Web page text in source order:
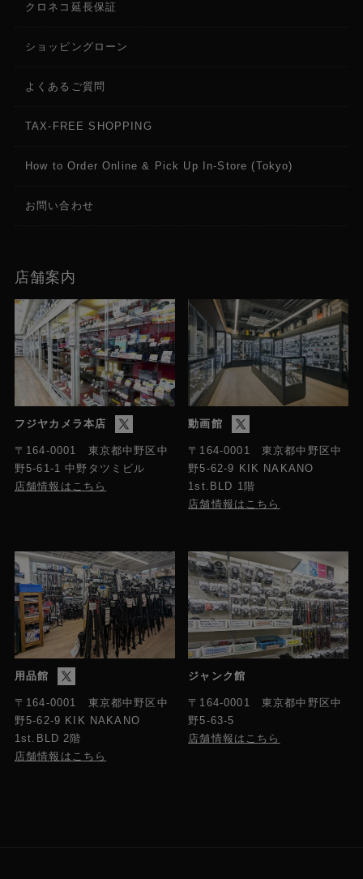
クロネコ延長保証
ショッピングローン
よくあるご質問
TAX-FREE SHOPPING
How to Order Online & Pick Up In-Store (Tokyo)
お問い合わせ
店舗案内
フジヤカメラ本店
〒164-0001 東京都中野区中
野5-61-1 中野タツミビル
店舗情報はこちら
動画館
〒164-0001 東京都中野区中
野5-62-9 KIK NAKANO
1st.BLD 1階
店舗情報はこちら
用品館
〒164-0001 東京都中野区中
野5-62-9 KIK NAKANO
1st.BLD 2階
店舗情報はこちら
ジャンク館
〒164-0001 東京都中野区中
野5-63-5
店舗情報はこちら